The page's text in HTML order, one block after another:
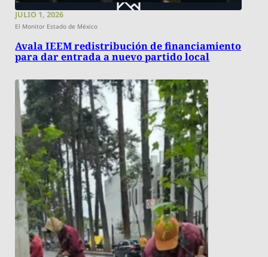
JULIO 1, 2026
El Monitor Estado de México
Avala IEEM redistribución de financiamiento
para dar entrada a nuevo partido local